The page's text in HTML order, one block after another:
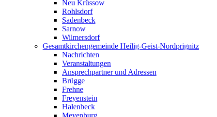
Neu Krüssow
Rohlsdorf
Sadenbeck
Sarnow
Wilmersdorf
Gesamtkirchengemeinde Heilig-Geist-Nordprignitz
Nachrichten
Veranstaltungen
Ansprechpartner und Adressen
Brügge
Frehne
Freyenstein
Halenbeck